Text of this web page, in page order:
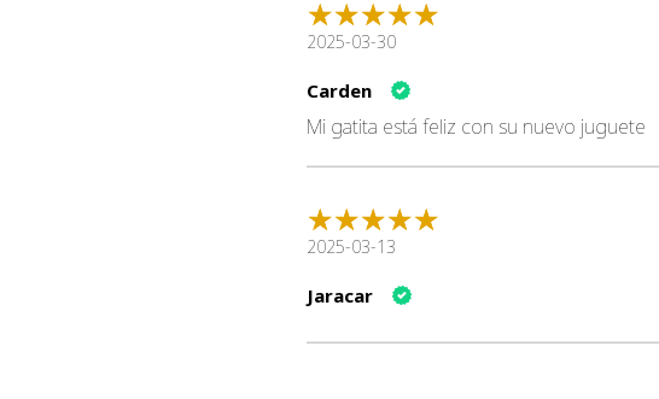
2025-03-30
Carden
Mi gatita está feliz con su nuevo juguete
2025-03-13
Jaracar